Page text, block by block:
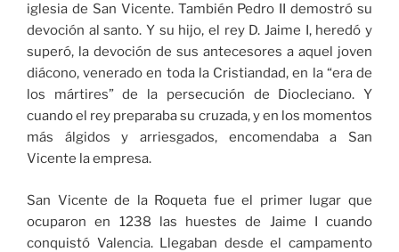
iglesia de San Vicente. También Pedro II demostró su
devoción al santo. Y su hijo, el rey D. Jaime I, heredó y
superó, la devoción de sus antecesores a aquel joven
diácono, venerado en toda la Cristiandad, en la “era de
los mártires” de la persecución de Diocleciano. Y
cuando el rey preparaba su cruzada, y en los momentos
más álgidos y arriesgados, encomendaba a San
Vicente la empresa.
San Vicente de la Roqueta fue el primer lugar que
ocuparon en 1238 las huestes de Jaime I cuando
conquistó Valencia. Llegaban desde el campamento